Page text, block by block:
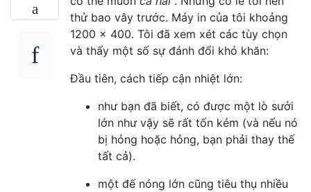
thử bao vây trước. Máy in của tôi khoảng
1200 x 400. Tôi đã xem xét các tùy chọn
và thấy một số sự đánh đổi khó khăn:
Đầu tiên, cách tiếp cận nhiệt lớn:
như bạn đã biết, có được một lò sưởi
lớn như vậy sẽ rất tốn kém (và nếu nó
bị hỏng hoặc hỏng, bạn phải thay thế
tất cả).
một đế nóng lớn cũng tiêu thụ nhiều